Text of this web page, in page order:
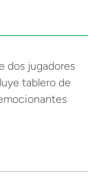
dos jugadores
tablero de